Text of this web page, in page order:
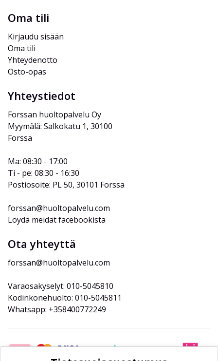
Oma tili
Kirjaudu sisään
Oma tili
Yhteydenotto
Osto-opas
Yhteystiedot
Forssan huoltopalvelu Oy
Myymälä: Salkokatu 1, 30100
Forssa
Ma: 08:30 - 17:00
Ti - pe: 08:30 - 16:30
Postiosoite: PL 50, 30101 Forssa
forssan@huoltopalvelu.com
Löydä meidät facebookista
Ota yhteyttä
forssan@huoltopalvelu.com
Varaosakyselyt: 010-5045810
Kodinkonehuolto: 010-5045811
Whatsapp: +358400772249